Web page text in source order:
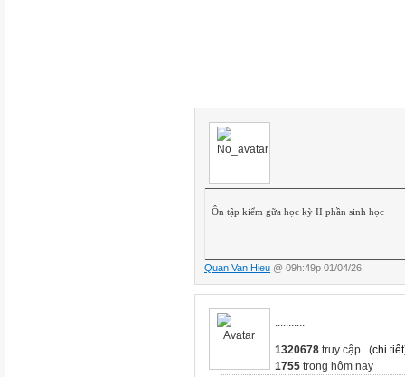
Mực pha nước
Bước 2
Dùng dao mổ cắt ngang phần
cần tây có lá bị nhuộm màu
đoạn ngắn..
Ôn tập kiểm gữa học kỳ II phần sinh học
Quan Van Hieu @ 09h:49p 01/04/26
...........
1320678 truy cập (chi tiết
1755 trong hôm nay